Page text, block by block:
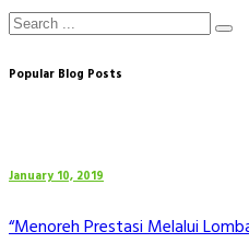
Popular Blog Posts
January 10, 2019
“Menoreh Prestasi Melalui